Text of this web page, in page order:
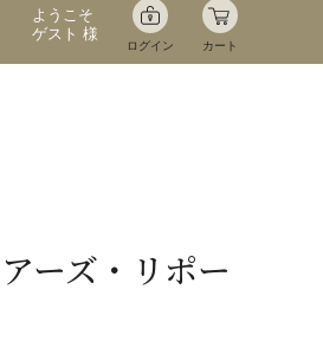
ネラルウォーター
ようこそ
ゲスト 様
ログイン カート
ーズ・リポー